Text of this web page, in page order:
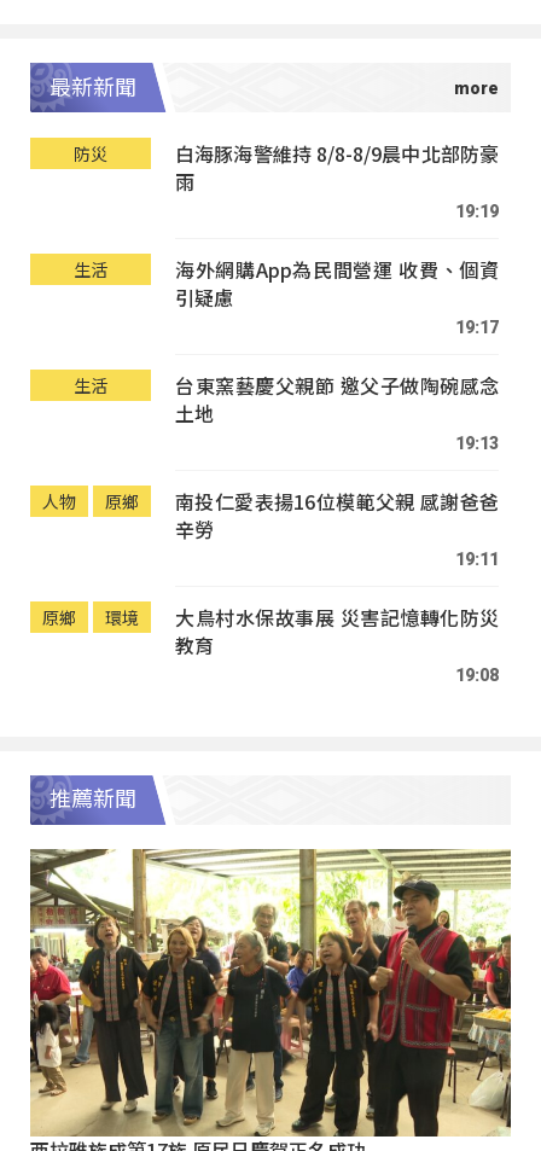
最新新聞
防災
白海豚海警維持 8/8-8/9晨中北部防豪
雨
19:19
生活
海外網購App為民間營運 收費、個資
引疑慮
19:17
生活
台東窯藝慶父親節 邀父子做陶碗感念
土地
19:13
人物 原鄉
南投仁愛表揚16位模範父親 感謝爸爸
辛勞
19:11
原鄉 環境
大鳥村水保故事展 災害記憶轉化防災
教育
19:08
推薦新聞